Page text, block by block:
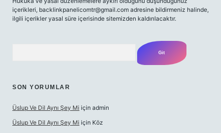
içerikleri, backlinkpanelicomtr@gmail.com adresine bildirmeniz halinde,
ilgili içerikler yasal süre içerisinde sitemizden kaldırılacaktır.
SON YORUMLAR
Üslup Ve Dil Aynı Şey Mi için admin
Üslup Ve Dil Aynı Şey Mi için Köz